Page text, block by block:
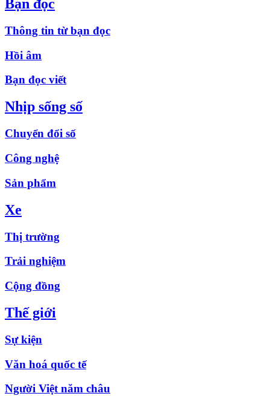
Bạn đọc
Thông tin từ bạn đọc
Hồi âm
Bạn đọc viết
Nhịp sống số
Chuyển đổi số
Công nghệ
Sản phẩm
Xe
Thị trường
Trải nghiệm
Cộng đồng
Thế giới
Sự kiện
Văn hoá quốc tế
Người Việt năm châu